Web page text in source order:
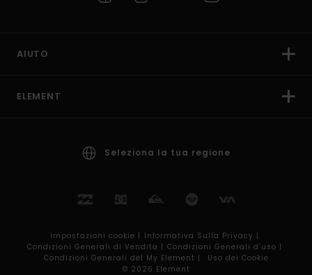
AIUTO
ELEMENT
Seleziona la tua regione
Impostazioni cookie | Informativa Sulla Privacy |
Condizioni Generali di Vendita | Condizioni Generali d’uso |
Condizioni Generali del My Element |
Uso dei Cookie
© 2026 Element